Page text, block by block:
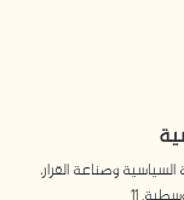
وصناعة القرار،